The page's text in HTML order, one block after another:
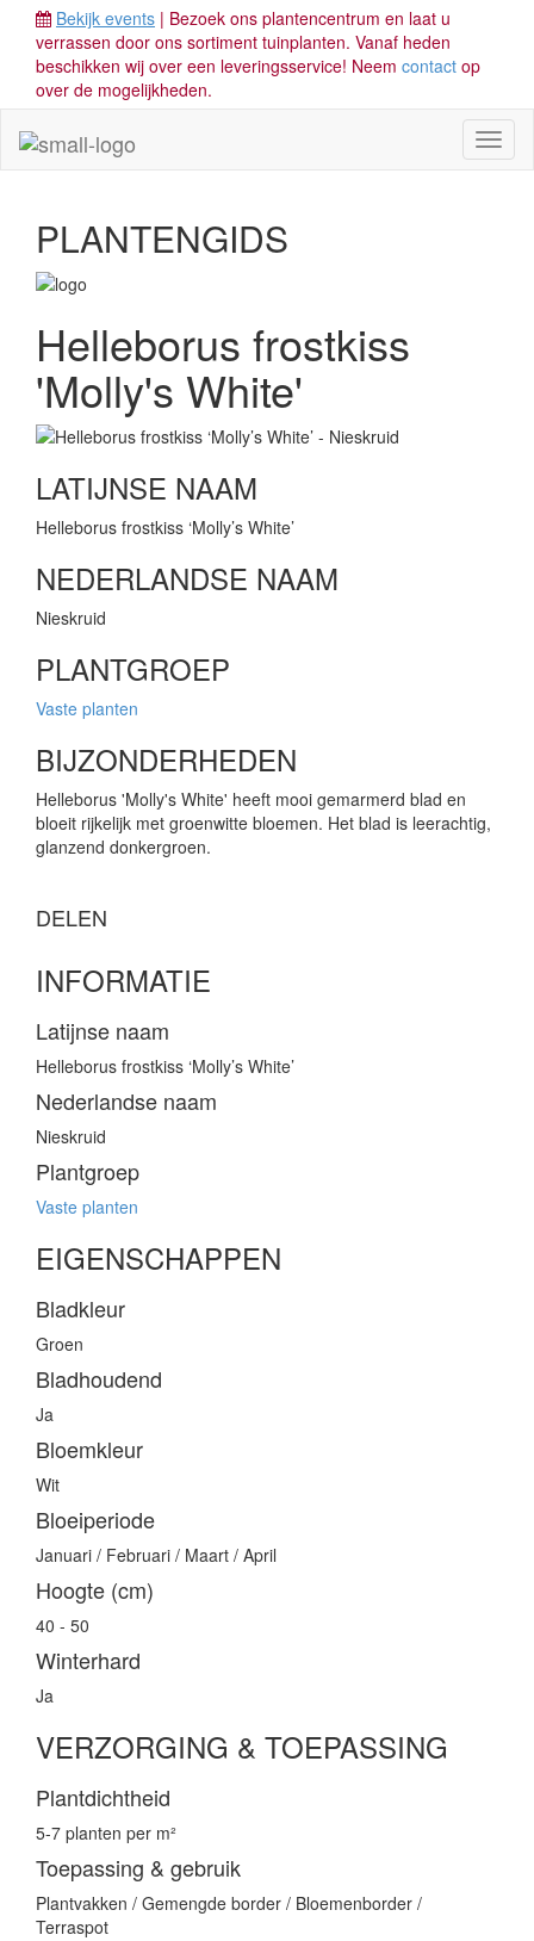
Bekijk events | Bezoek ons plantencentrum en laat u
verrassen door ons sortiment tuinplanten. Vanaf heden
beschikken wij over een leveringsservice! Neem contact op
over de mogelijkheden.
PLANTENGIDS
Helleborus frostkiss
'Molly's White'
LATIJNSE NAAM
Helleborus frostkiss ‘Molly’s White’
NEDERLANDSE NAAM
Nieskruid
PLANTGROEP
Vaste planten
BIJZONDERHEDEN
Helleborus 'Molly's White' heeft mooi gemarmerd blad en
bloeit rijkelijk met groenwitte bloemen. Het blad is leerachtig,
glanzend donkergroen.
DELEN
INFORMATIE
Latijnse naam
Helleborus frostkiss ‘Molly’s White’
Nederlandse naam
Nieskruid
Plantgroep
Vaste planten
EIGENSCHAPPEN
Bladkleur
Groen
Bladhoudend
Ja
Bloemkleur
Wit
Bloeiperiode
Januari / Februari / Maart / April
Hoogte (cm)
40 - 50
Winterhard
Ja
VERZORGING & TOEPASSING
Plantdichtheid
5-7 planten per m²
Toepassing & gebruik
Plantvakken / Gemengde border / Bloemenborder /
Terraspot